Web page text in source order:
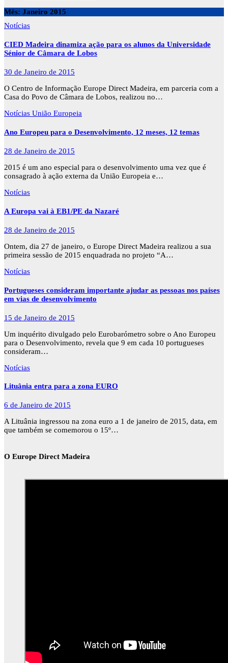
Mês: Janeiro 2015
Notícias
CIED Madeira dinamiza ação para os alunos da Universidade
Sénior de Câmara de Lobos
30 de Janeiro de 2015
O Centro de Informação Europe Direct Madeira, em parceria com a
Casa do Povo de Câmara de Lobos, realizou no…
Notícias União Europeia
Ano Europeu para o Desenvolvimento, 12 meses, 12 temas
28 de Janeiro de 2015
2015 é um ano especial para o desenvolvimento uma vez que é
consagrado à ação externa da União Europeia e…
Notícias
A Europa vai à EB1/PE da Nazaré
28 de Janeiro de 2015
Ontem, dia 27 de janeiro, o Europe Direct Madeira realizou a sua
primeira sessão de 2015 enquadrada no projeto “A…
Notícias
Portugueses consideram importante ajudar as pessoas nos países
em vias de desenvolvimento
15 de Janeiro de 2015
Um inquérito divulgado pelo Eurobarómetro sobre o Ano Europeu
para o Desenvolvimento, revela que 9 em cada 10 portugueses
consideram…
Notícias
Lituânia entra para a zona EURO
6 de Janeiro de 2015
A Lituânia ingressou na zona euro a 1 de janeiro de 2015, data, em
que também se comemorou o 15º…
O Europe Direct Madeira